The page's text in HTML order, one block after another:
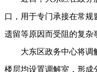
口，用于专门承接在常规
遗留等原因而受阻的复杂
大东区政务中心将调
楼层均设置调解室，形成